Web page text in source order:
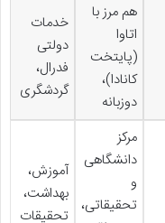
هم مرز با
اتاوا
(پایتخت
کانادا)،
دوزبانه
خدمات
دولتی
فدرال،
گردشگری
مرکز
دانشگاهی
و
تحقیقاتی،
آموزش،
بهداشت،
تحقیقات